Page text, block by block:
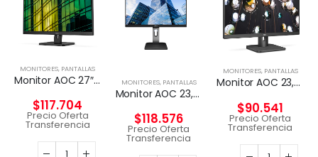
MONITORES, PANTALLAS
Monitor AOC 27″ Full HD (1920×1080), 75Hz, HDMI/VGA
$117.704
Precio Oferta
Transferencia
MONITORES, PANTALLAS
Monitor AOC 23,8″ Widescreen, Full HD 1920 x 1080, 60Hz
$118.576
Precio Oferta
Transferencia
MONITORES, PANTALLAS
Monitor AOC 23,8″ Full HD (1920×1080), 60Hz
$90.541
Precio Oferta
Transferencia